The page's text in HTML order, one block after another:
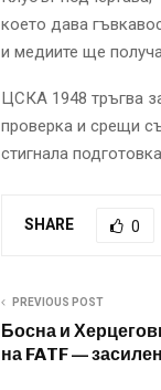
което дава
и медиите ще
ЦСКА 1948 тръгва
проверка и срещи
стигнала
SHARE 0
PREVIOUS POST
Босна и
на FATF —